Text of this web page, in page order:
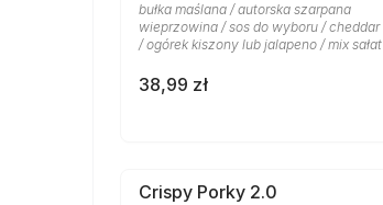
bułka maślana / autorska szarpana
wieprzowina / sos do wyboru / cheddar
/ ogórek kiszony lub jalapeno / mix sałat
38,99 zł
Crispy Porky 2.0